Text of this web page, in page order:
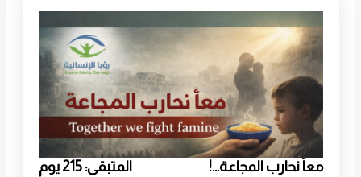
معاً نحارب المجاعة...! المتبقى:215 يوم